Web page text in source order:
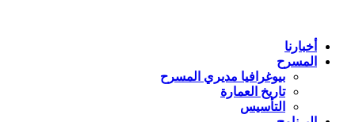
أخبارنا
المسرح
بيوغرافيا مديري المسرح
تاريخ العمارة
التأسيس